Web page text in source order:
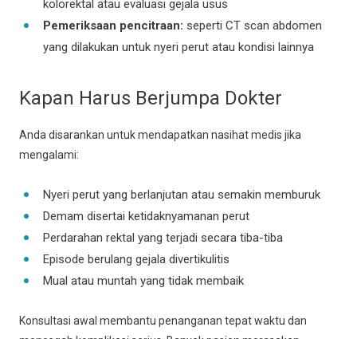
kolorektal atau evaluasi gejala usus
Pemeriksaan pencitraan: seperti CT scan abdomen
yang dilakukan untuk nyeri perut atau kondisi lainnya
Kapan Harus Berjumpa Dokter
Anda disarankan untuk mendapatkan nasihat medis jika
mengalami:
Nyeri perut yang berlanjutan atau semakin memburuk
Demam disertai ketidaknyamanan perut
Perdarahan rektal yang terjadi secara tiba-tiba
Episode berulang gejala divertikulitis
Mual atau muntah yang tidak membaik
Konsultasi awal membantu penanganan tepat waktu dan